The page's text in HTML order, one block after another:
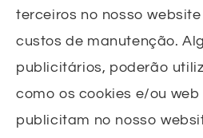
terceiros no nosso
custos de manutenção.
publicitários, poderão
como os cookies e/ou
publicitam no nosso